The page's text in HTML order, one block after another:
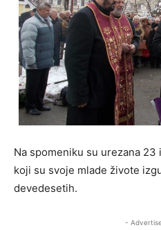
Na spomeniku su urezana
koji su svoje mlade živote
devedesetih.
-